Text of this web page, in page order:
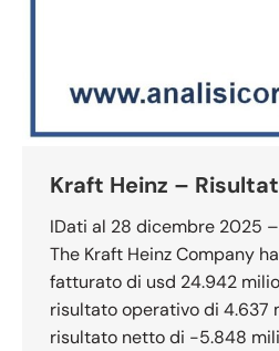
Kraft Heinz –
IDati al 28 dicembre 2025
The Kraft Heinz Company
fatturato di usd 24.942
risultato operativo di 4.637
risultato netto di -5.848